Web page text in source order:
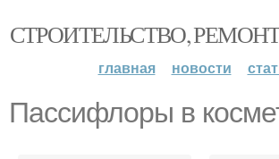
СТРОИТЕЛЬСТВО,
главная новости
Пассифлоры в